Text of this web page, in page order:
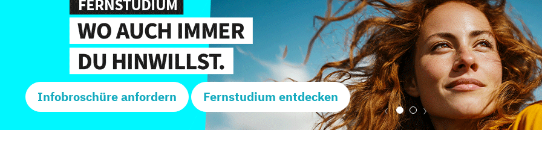
Infobroschüre anfordern Fernstudium entdecken